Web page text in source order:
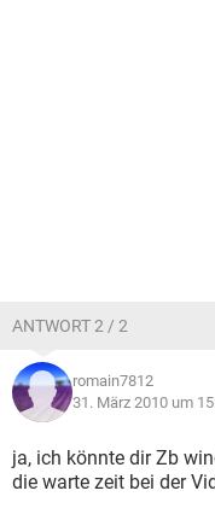
ANTWORT 2 / 2
romain7812
31. März 2010 um
ja, ich könnte dir Zb
die warte zeit bei der